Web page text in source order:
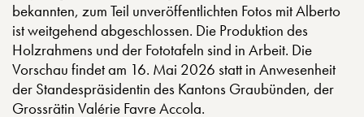
bekannten, zum Teil unveröffentlichten Fotos mit Alberto
ist weitgehend abgeschlossen. Die Produktion des
Holzrahmens und der Fototafeln sind in Arbeit. Die
Vorschau findet am 16. Mai 2026 statt in Anwesenheit
der Standespräsidentin des Kantons Graubünden, der
Grossrätin Valérie Favre Accola.